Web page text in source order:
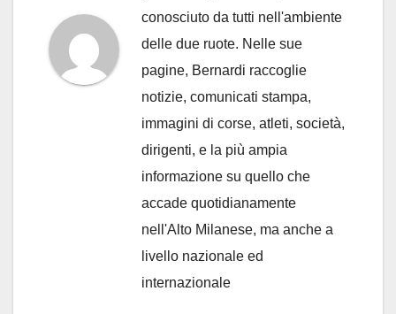
conosciuto da tutti nell'ambiente
delle due ruote. Nelle sue
pagine, Bernardi raccoglie
notizie, comunicati stampa,
immagini di corse, atleti, società,
dirigenti, e la più ampia
informazione su quello che
accade quotidianamente
nell'Alto Milanese, ma anche a
livello nazionale ed
internazionale